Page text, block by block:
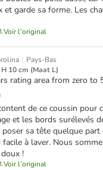
et garde sa forme. Les
Voir l’original
| Pays-Bas
10 cm (Maat L)
rating area from zero to
de ce coussin pour
et les bords surélevés
sa tête quelque
à laver. Nous
!
Voir l’original